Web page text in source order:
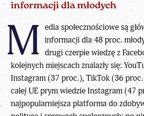
informacji dla młodych
M edia społecznościowe są
informacji dla 48 proc.
drugi czerpie wiedzę z
kolejnych miejscach znalazły się:
Instagram (37 proc.), TikTok (36
całej UE prym wiedzie Instagram (47
najpopularniejsza platforma do